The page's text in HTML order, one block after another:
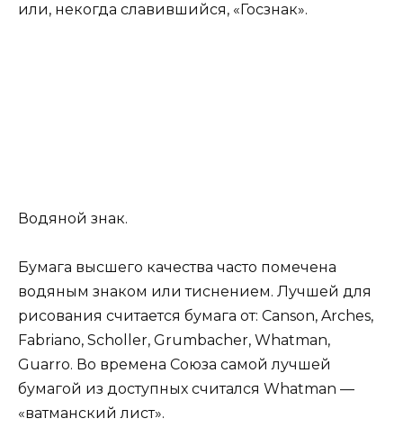
или, некогда славившийся, «Госзнак».
Водяной знак.
Бумага высшего качества часто помечена
водяным знаком или тиснением. Лучшей для
рисования считается бумага от: Canson, Arches,
Fabriano, Scholler, Grumbacher, Whatman,
Guarro. Во времена Союза самой лучшей
бумагой из доступных считался Whatman —
«ватманский лист».